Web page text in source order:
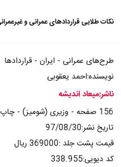
نکات طلایی قراردادهای عمرانی و
طرح‌های عمرانی - ایران - قراردادها
نویسنده:احمد یعقوبی
ناشر:میعاد اندیشه
156 صفحه - وزیری (شومیز) - چاپ 1 - 1000 نسخه
تاریخ نشر:97/08/30
قیمت پشت جلد :369000 ریال
کد دیویی:338.955